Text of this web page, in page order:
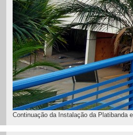
Continuação da Instalação da Platibanda